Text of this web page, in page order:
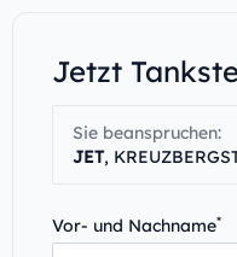
Jetzt
Sie beanspruchen:
JET,
Vor- und Nachname*